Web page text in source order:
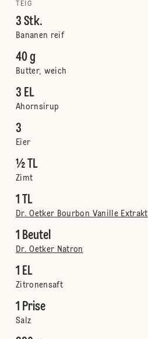
TEIG
3 Stk.
Bananen reif
40 g
Butter, weich
3 EL
Ahornsirup
3
Eier
½ TL
Zimt
1 TL
Dr. Oetker Bourbon Vanille Extrakt
1 Beutel
Dr. Oetker Natron
1 EL
Zitronensaft
1 Prise
Salz